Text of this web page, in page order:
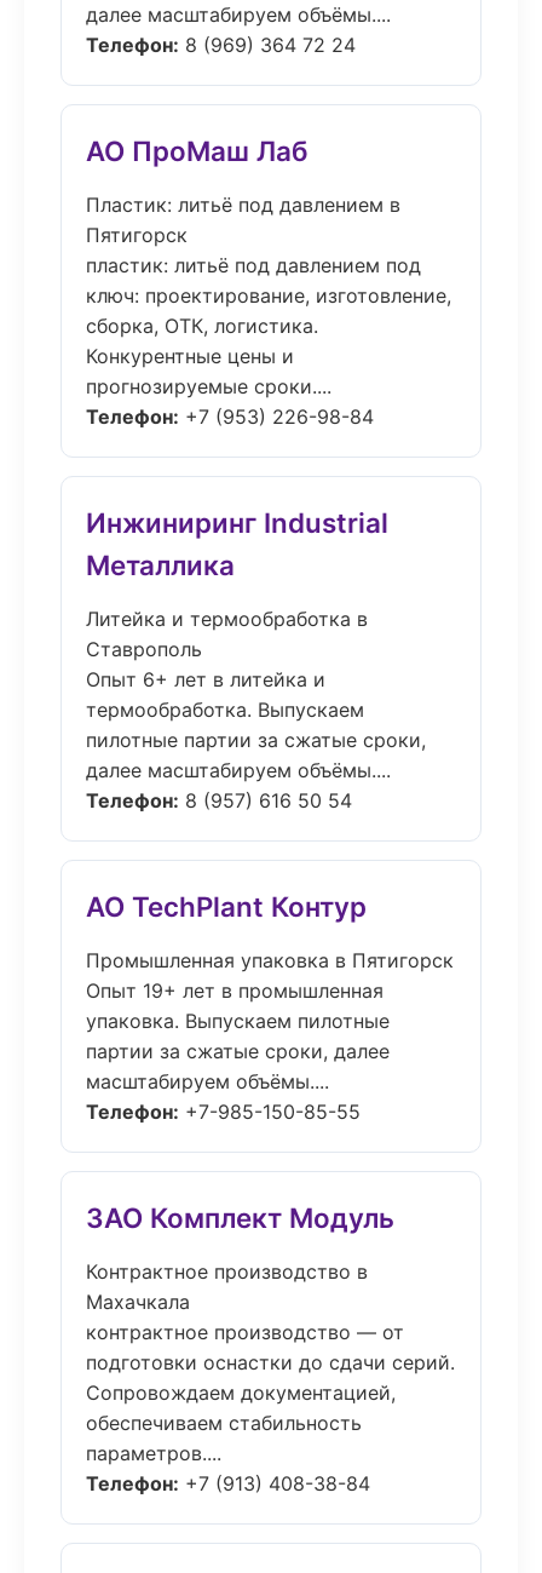
далее масштабируем объёмы....
Телефон: 8 (969) 364 72 24
АО ПроМаш Лаб
Пластик: литьё под давлением в
Пятигорск
пластик: литьё под давлением под
ключ: проектирование, изготовление,
сборка, ОТК, логистика.
Конкурентные цены и
прогнозируемые сроки....
Телефон: +7 (953) 226-98-84
Инжиниринг Industrial
Металлика
Литейка и термообработка в
Ставрополь
Опыт 6+ лет в литейка и
термообработка. Выпускаем
пилотные партии за сжатые сроки,
далее масштабируем объёмы....
Телефон: 8 (957) 616 50 54
АО TechPlant Контур
Промышленная упаковка в Пятигорск
Опыт 19+ лет в промышленная
упаковка. Выпускаем пилотные
партии за сжатые сроки, далее
масштабируем объёмы....
Телефон: +7-985-150-85-55
ЗАО Комплект Модуль
Контрактное производство в
Махачкала
контрактное производство — от
подготовки оснастки до сдачи серий.
Сопровождаем документацией,
обеспечиваем стабильность
параметров....
Телефон: +7 (913) 408-38-84